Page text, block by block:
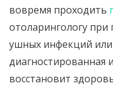
вовремя проходить
отоларингологу
ушных инфекций или
диагностированная
восстановит